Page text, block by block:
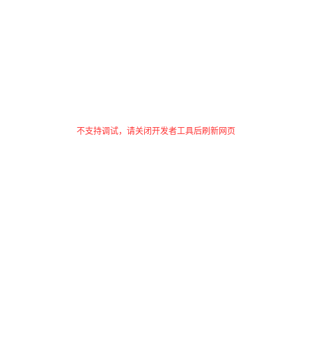
不支持调试，请关闭开发者工具后刷新网页